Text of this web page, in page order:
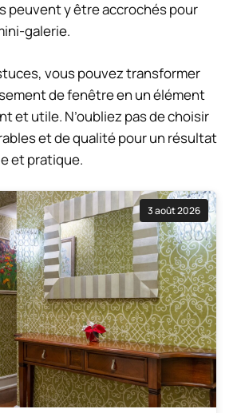
peuvent y être accrochés pour
galerie.
vous pouvez transformer
de fenêtre en un élément
et utile. N’oubliez pas de choisir
et de qualité pour un résultat
et pratique.
3 août 2026